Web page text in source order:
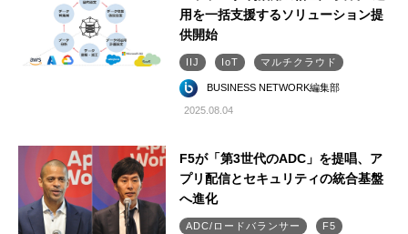
用を一括支援するソリューション提
供開始
IIJ IoT マルチクラウド
BUSINESS NETWORK編集部
2025.08.04
F5が「第3世代のADC」を提唱、ア
プリ配信とセキュリティの統合基盤
へ進化
ADC/ロードバランサー
F5